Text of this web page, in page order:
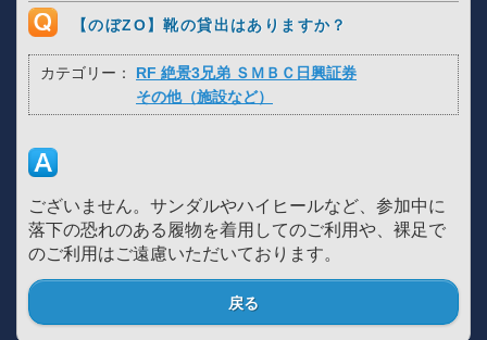
【のぼZO】靴の貸出はありますか？
カテゴリー：
RF 絶景3兄弟 ＳＭＢＣ日興証券
その他（施設など）
ございません。サンダルやハイヒールなど、参加中に
落下の恐れのある履物を着用してのご利用や、裸足で
のご利用はご遠慮いただいております。
戻る